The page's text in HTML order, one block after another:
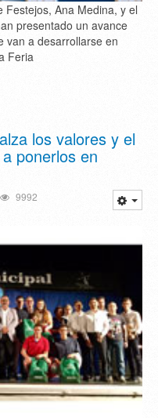
Festejos, Ana Medina, y el
presentado un avance
van a desarrollarse en
Feria
los valores y el
ponerlos en
9992